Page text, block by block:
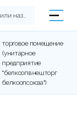
торговое помещение
(унитарное
предприятие
"белкоопвнешторг
белкоопсоюза")